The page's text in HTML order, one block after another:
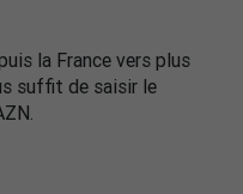
la France vers plus
suffit de saisir le